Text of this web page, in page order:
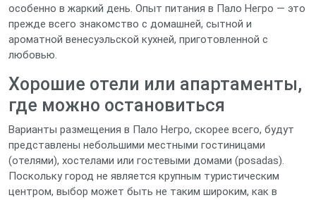
особенно в жаркий день. Опыт питания в Пало Негро — это
прежде всего знакомство с домашней, сытной и
ароматной венесуэльской кухней, приготовленной с
любовью.
Хорошие отели или апартаменты,
где можно остановиться
Варианты размещения в Пало Негро, скорее всего, будут
представлены небольшими местными гостиницами
(отелями), хостелами или гостевыми домами (posadas).
Поскольку город не является крупным туристическим
центром, выбор может быть не таким широким, как в